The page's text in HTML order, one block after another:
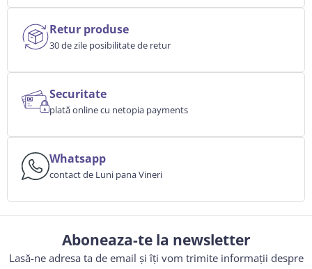
Retur produse
30 de zile posibilitate de retur
Securitate
plată online cu netopia payments
Whatsapp
contact de Luni pana Vineri
Aboneaza-te la newsletter
Lasă-ne adresa ta de email și îți vom trimite informații despre